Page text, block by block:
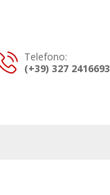
Telefono:
(+39) 327 2416693